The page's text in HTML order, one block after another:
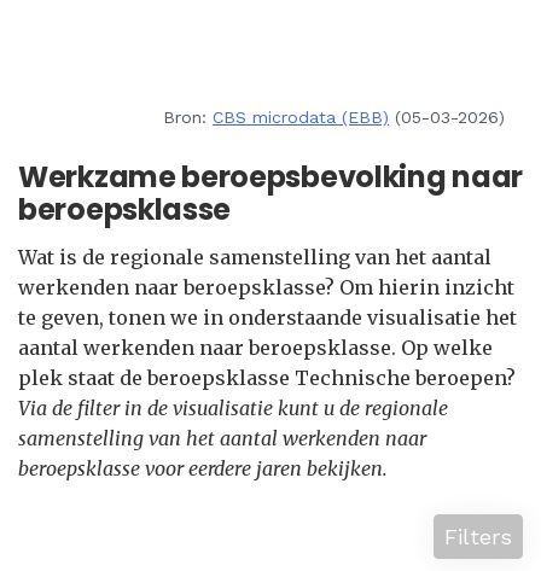
Bron: CBS microdata (EBB) (05-03-2026)
Werkzame beroepsbevolking naar
beroepsklasse
Wat is de regionale samenstelling van het aantal
werkenden naar beroepsklasse? Om hierin inzicht
te geven, tonen we in onderstaande visualisatie het
aantal werkenden naar beroepsklasse. Op welke
plek staat de beroepsklasse Technische beroepen?
Via de filter in de visualisatie kunt u de regionale
samenstelling van het aantal werkenden naar
beroepsklasse voor eerdere jaren bekijken.
Filters